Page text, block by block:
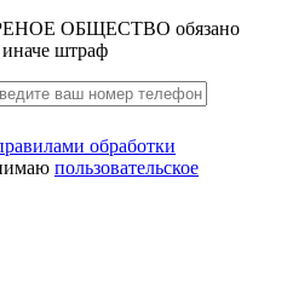
ОБЩЕСТВО обязано
штраф
обработки
пользовательское